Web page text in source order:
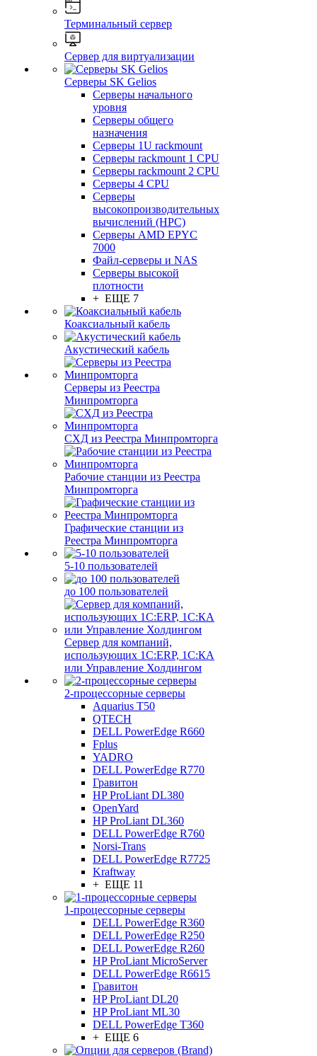
Терминальный сервер
Сервер для виртуализации
Серверы SK Gelios
Серверы начального
уровня
Серверы общего
назначения
Серверы 1U rackmount
Серверы rackmount 1 CPU
Серверы rackmount 2 CPU
Серверы 4 CPU
Серверы
высокопроизводительных
вычислений (HPC)
Серверы AMD EPYC
7000
Файл-серверы и NAS
Серверы высокой
плотности
+ ЕЩЕ 7
Коаксиальный кабель
Акустический кабель
Серверы из Реестра
Минпромторга
СХД из Реестра Минпромторга
Рабочие станции из Реестра
Минпромторга
Графические станции из
Реестра Минпромторга
5-10 пользователей
до 100 пользователей
Сервер для компаний,
использующих 1C:ERP, 1С:КА
или Управление Холдингом
2-процессорные серверы
Aquarius T50
QTECH
DELL PowerEdge R660
Fplus
YADRO
DELL PowerEdge R770
Гравитон
HP ProLiant DL380
OpenYard
HP ProLiant DL360
DELL PowerEdge R760
Norsi-Trans
DELL PowerEdge R7725
Kraftway
+ ЕЩЕ 11
1-процессорные серверы
DELL PowerEdge R360
DELL PowerEdge R250
DELL PowerEdge R260
HP ProLiant MicroServer
DELL PowerEdge R6615
Гравитон
HP ProLiant DL20
HP ProLiant ML30
DELL PowerEdge T360
+ ЕЩЕ 6